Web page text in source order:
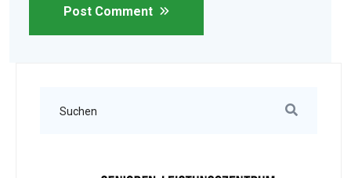
Post Comment